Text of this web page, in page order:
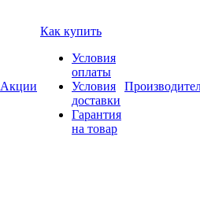
Акции
Как купить
Условия
оплаты
Условия
доставки
Гарантия
на товар